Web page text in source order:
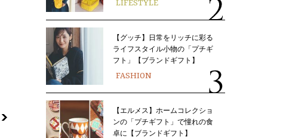
LIFESTYLE
【グッチ】日常をリッチに彩る
ライフスタイル小物の「プチギ
フト」【ブランドギフト】
FASHION
【エルメス】ホームコレクショ
ンの「プチギフト」で憧れの食
卓に【ブランドギフト】